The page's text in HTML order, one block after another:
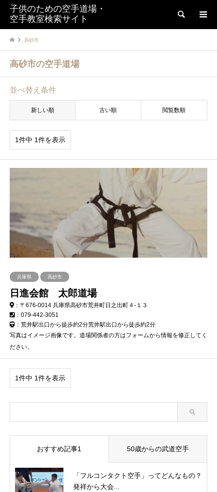
子供のための空手道場・
空手教室検索サイト
検索
高砂市
高砂市の空手道場
並べ替え条件
新しい順 古い順 閲覧数順
1件中 1件を表示
兵庫県 高砂市
日進会館 太郎道場
：〒676-0014 兵庫県高砂市荒井町日之出町４-１３
：079-442-3051
：荒井駅出口から徒歩約2分荒井駅出口から徒歩約2分
写真はイメージ画像です。道場関係者の方はフォームから情報を修正してく
ださい。
1件中 1件を表示
おすすめ記事1 50歳からの武道空手
「フルコンタクト空手」ってどんなもの？
発祥から大会...